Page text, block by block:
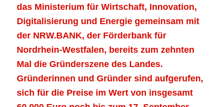
das Ministerium für Wirtschaft, Innovation,
Digitalisierung und Energie gemeinsam mit
der NRW.BANK, der Förderbank für
Nordrhein-Westfalen, bereits zum zehnten
Mal die Gründerszene des Landes.
Gründerinnen und Gründer sind aufgerufen,
sich für die Preise im Wert von insgesamt